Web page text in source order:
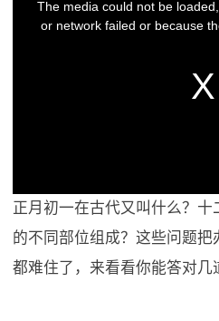
正月初一在古代又叫什么？
的不同部位组成？这些问题把
都难住了，来看看你能答对几